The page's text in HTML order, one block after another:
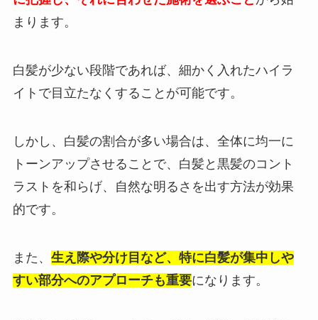
まります。
白髪が少ない段階であれば、細かく入れたハイラ
イトで目立たなくすることが可能です。
しかし、白髪の割合が多い場合は、全体に均一に
トーンアップさせることで、白髪と黒髪のコント
ラストを和らげ、自然な明るさを出す方法が効果
的です。
また、 生え際や分け目など、特に白髪が集中しや
すい部分へのアプローチも重要になります。